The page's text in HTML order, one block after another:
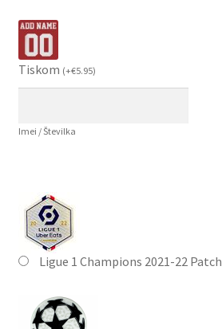
Tiskom (+€5.95)
Imei / Številka
Ligue 1 Champions 2021-22 Patch